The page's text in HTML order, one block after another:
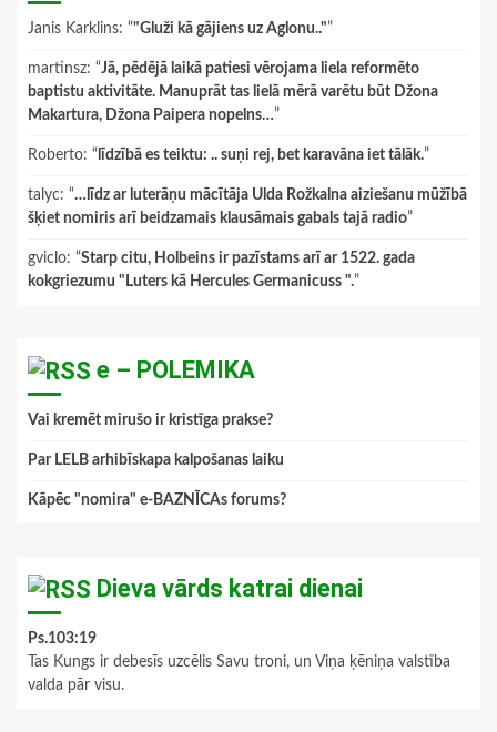
Janis Karklins: “"Gluži kā gājiens uz Aglonu.."”
martinsz: “Jā, pēdējā laikā patiesi vērojama liela reformēto
baptistu aktivitāte. Manuprāt tas lielā mērā varētu būt Džona
Makartura, Džona Paipera nopelns…”
Roberto: “ līdzībā es teiktu: .. suņi rej, bet karavāna iet tālāk.”
talyc: “…līdz ar luterāņu mācītāja Ulda Rožkalna aiziešanu mūžībā
šķiet nomiris arī beidzamais klausāmais gabals tajā radio”
gviclo: “Starp citu, Holbeins ir pazīstams arī ar 1522. gada
kokgriezumu "Luters kā Hercules Germanicuss ".”
e – POLEMIKA
Vai kremēt mirušo ir kristīga prakse?
Par LELB arhibīskapa kalpošanas laiku
Kāpēc "nomira" e-BAZNĪCAs forums?
Dieva vārds katrai dienai
Ps.103:19
Tas Kungs ir debesīs uzcēlis Savu troni, un Viņa ķēniņa valstība
valda pār visu.